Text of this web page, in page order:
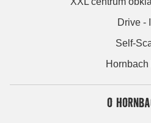
Drive -
Self-
Hornbach
O